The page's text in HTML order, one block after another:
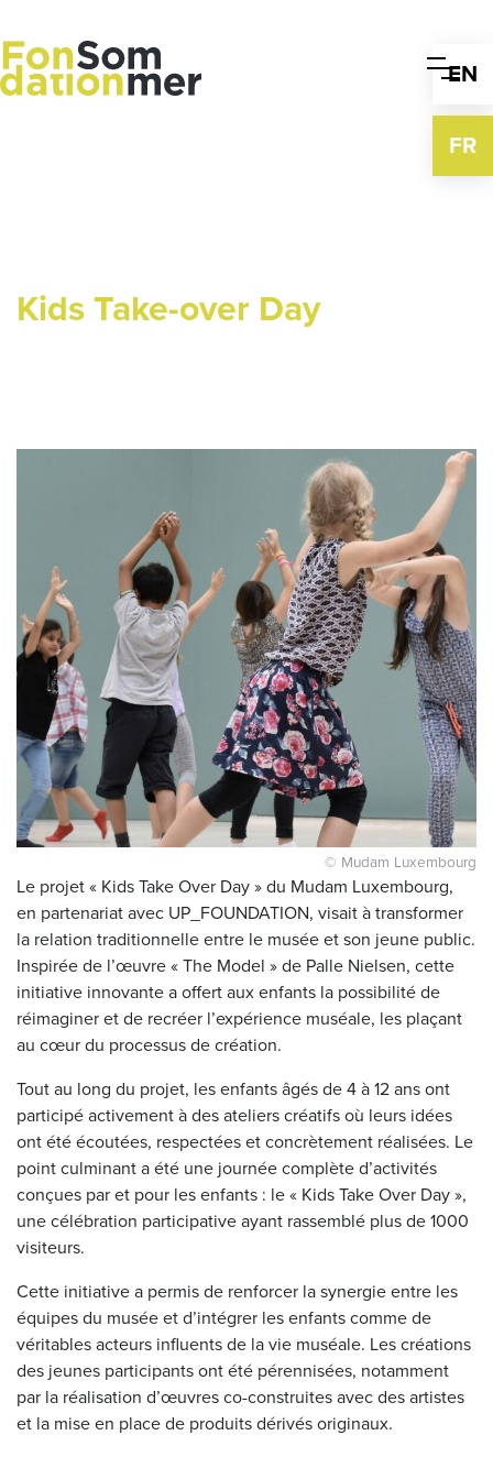
to
content
EN
FR
Kids Take-over Day
© Mudam Luxembourg
Le projet « Kids Take Over Day » du Mudam Luxembourg,
en partenariat avec UP_FOUNDATION, visait à transformer
la relation traditionnelle entre le musée et son jeune public.
Inspirée de l’œuvre « The Model » de Palle Nielsen, cette
initiative innovante a offert aux enfants la possibilité de
réimaginer et de recréer l’expérience muséale, les plaçant
au cœur du processus de création.
Tout au long du projet, les enfants âgés de 4 à 12 ans ont
participé activement à des ateliers créatifs où leurs idées
ont été écoutées, respectées et concrètement réalisées. Le
point culminant a été une journée complète d’activités
conçues par et pour les enfants : le « Kids Take Over Day »,
une célébration participative ayant rassemblé plus de 1000
visiteurs.
Cette initiative a permis de renforcer la synergie entre les
équipes du musée et d’intégrer les enfants comme de
véritables acteurs influents de la vie muséale. Les créations
des jeunes participants ont été pérennisées, notamment
par la réalisation d’œuvres co-construites avec des artistes
et la mise en place de produits dérivés originaux.